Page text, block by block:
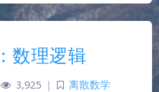
数理逻辑
3,925 |
离散数学